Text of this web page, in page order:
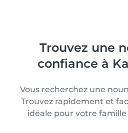
Trouvez une
confiance à
Vous recherchez une
Trouvez rapidement et
idéale pour votre famille